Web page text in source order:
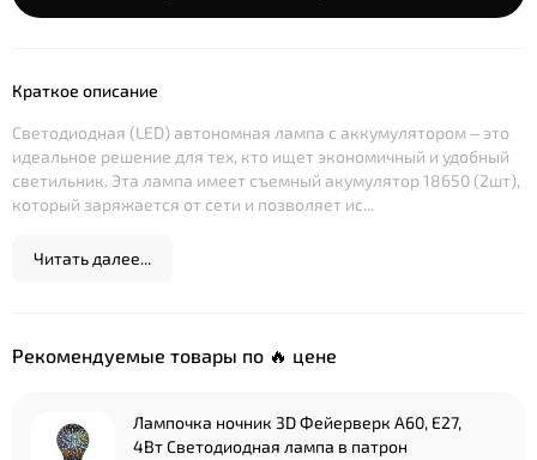
Краткое описание
Светодиодная (LED) автономная лампа с аккумулятором – это
идеальное решение для тех, кто ищет экономичный и удобный
светильник. Эта лампа имеет съемный акумулятор 18650 (2шт),
который заряжается от сети и позволяет ис...
Читать далее...
Рекомендуемые товары по 🔥 цене
Лампочка ночник 3D Фейерверк A60, Е27,
4Вт Светодиодная лампа в патрон